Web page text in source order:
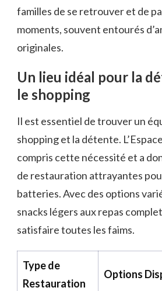
familles de se retrouver et de
moments, souvent entourés
originales.
Un lieu idéal pour la
le shopping
Il est essentiel de trouver un
shopping et la détente.
compris cette nécessité et a
de restauration attrayantes
batteries. Avec des options
snacks légers aux repas
satisfaire toutes les faims.
Type de
Restauration
Options